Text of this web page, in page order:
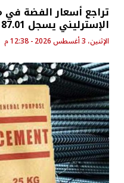
تراجع أسعار الفضة في
الإسترليني يسجل 87.01 جنيه
الإثنين، 3 أغسطس 2026 - 12:38 م